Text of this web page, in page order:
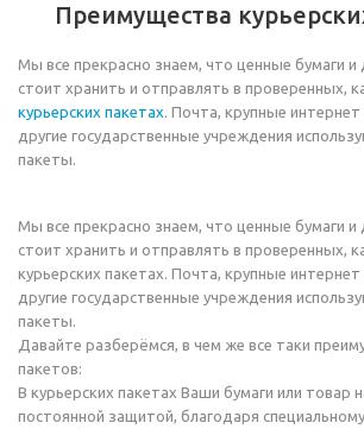
Преимущества
Мы все прекрасно знаем, что ценные бумаги
стоит хранить и отправлять в проверенных,
курьерских пакетах. Почта, крупные интернет
другие государственные учреждения
пакеты.
Мы все прекрасно знаем, что ценные бумаги
стоит хранить и отправлять в проверенных,
курьерских пакетах. Почта, крупные
другие государственные учреждения
пакеты.
Давайте разберёмся, в чем же все таки
пакетов:
В курьерских пакетах Ваши бумаги или товар
постоянной защитой, благодаря